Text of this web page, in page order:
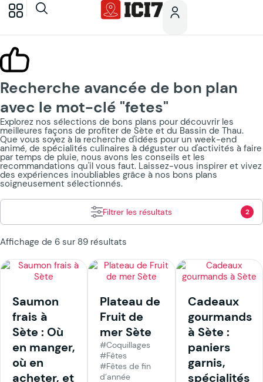
Recherche avancée de bon plan
avec le mot-clé "fetes"
Explorez nos sélections de bons plans pour découvrir les
meilleures façons de profiter de Sète et du Bassin de Thau.
Que vous soyez à la recherche d'idées pour un week-end
animé, de spécialités culinaires à déguster ou d'activités à faire
par temps de pluie, nous avons les conseils et les
recommandations qu'il vous faut. Laissez-vous inspirer et vivez
des expériences inoubliables grâce à nos bons plans
soigneusement sélectionnés.
Filtrer les résultats 2
Affichage de 6 sur 89 résultats
Saumon
frais à
Sète : Où
en manger,
où en
acheter, et
Plateau de
Fruit de
mer Sète
#Coquillages
#Fêtes
#Fêtes de fin
d’année
Cadeaux
gourmands
à Sète :
paniers
garnis,
spécialités